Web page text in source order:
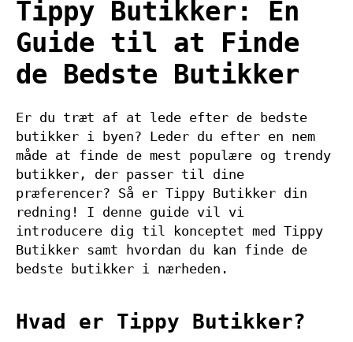
Tippy Butikker: En
Guide til at Finde
de Bedste Butikker
Er du træt af at lede efter de bedste
butikker i byen? Leder du efter en nem
måde at finde de mest populære og trendy
butikker, der passer til dine
præferencer? Så er Tippy Butikker din
redning! I denne guide vil vi
introducere dig til konceptet med Tippy
Butikker samt hvordan du kan finde de
bedste butikker i nærheden.
Hvad er Tippy Butikker?